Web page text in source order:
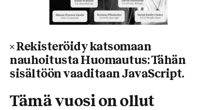
× Rekisteröidy katsomaan
nauhoitusta Huomautus: Tähän
sisältöön vaaditaan JavaScript.
Tämä vuosi on ollut